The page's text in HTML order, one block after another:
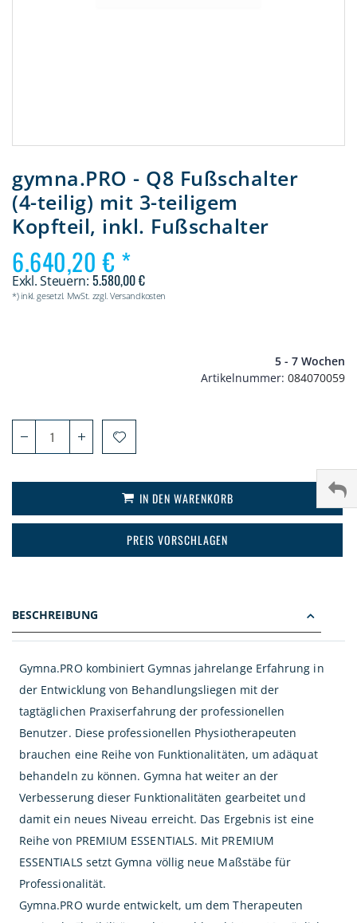
der
Bildergalerie
springen
gymna.PRO - Q8 Fußschalter
(4-teilig) mit 3-teiligem
Kopfteil, inkl. Fußschalter
6.640,20 €
5.580,00 €
*) inkl. gesetzl. MwSt. zzgl. Versandkosten
5 - 7 Wochen
Artikelnummer 084070059
IN DEN WARENKORB
PREIS VORSCHLAGEN
BESCHREIBUNG
Gymna.PRO kombiniert Gymnas jahrelange Erfahrung in
der Entwicklung von Behandlungsliegen mit der
tagtäglichen Praxiserfahrung der professionellen
Benutzer. Diese professionellen Physiotherapeuten
brauchen eine Reihe von Funktionalitäten, um adäquat
behandeln zu können. Gymna hat weiter an der
Verbesserung dieser Funktionalitäten gearbeitet und
damit ein neues Niveau erreicht. Das Ergebnis ist eine
Reihe von PREMIUM ESSENTIALS. Mit PREMIUM
ESSENTIALS setzt Gymna völlig neue Maßstäbe für
Professionalität.
Gymna.PRO wurde entwickelt, um dem Therapeuten